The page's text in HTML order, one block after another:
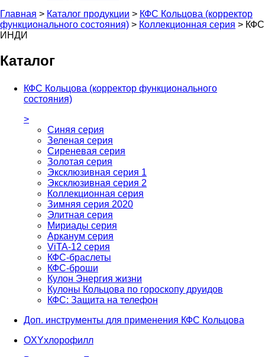
Главная > Каталог продукции > КФС Кольцова (корректор
функционального состояния) > Коллекционная серия > КФС
ИНДИ
Каталог
КФС Кольцова (корректор функционального
состояния)
>
Синяя серия
Зеленая серия
Сиреневая серия
Золотая серия
Эксклюзивная серия 1
Эксклюзивная серия 2
Коллекционная серия
Зимняя серия 2020
Элитная серия
Мириады серия
Арканум серия
ViTA-12 серия
КФС-браслеты
КФС-броши
Кулон Энергия жизни
Кулоны Кольцова по гороскопу друидов
КФС: Защита на телефон
Доп. инструменты для применения КФС Кольцова
OXYхлорофилл